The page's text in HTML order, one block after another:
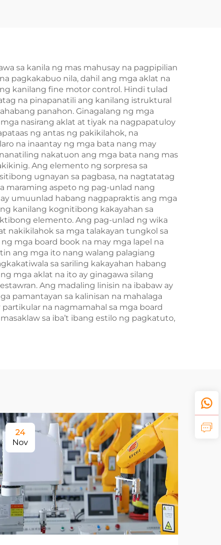
sa kanila ng mas mahusay na pagpipilian
pagkakabuo nila, dahil ang mga aklat na
kanilang fine motor control. Hindi tulad
na pinapanatili ang kanilang istruktural
panahon. Ginagalang ng mga
nasirang aklat at tiyak na nagpapatuloy
ng antas ng pakikilahok, na
na inaantay ng mga bata nang may
nakatuon ang mga bata nang mas
Ang elemento ng sorpresa sa
ugnayan sa pagbasa, na nagtatatag
maraming aspeto ng pag-unlad nang
umuunlad habang nagpapraktis ang mga
kanilang kognitibong kakayahan sa
elemento. Ang pag-unlad ng wika
nakikilahok sa mga talakayan tungkol sa
mga board book na may mga lapel na
ang mga ito nang walang palagiang
sa sariling kakayahan habang
mga aklat na ito ay ginagawa silang
Ang madaling linisin na ibabaw ay
pamantayan sa kalinisan na mahalaga
na nagmamahal sa mga board
sa iba’t ibang estilo ng pagkatuto,
24
Nov